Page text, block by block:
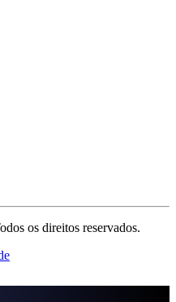
os direitos reservados.